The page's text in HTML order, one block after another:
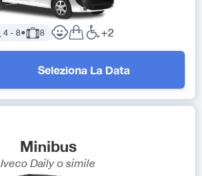
4- 8● 8 +2
Seleziona La Data
Minibus
Iveco Daily o simile